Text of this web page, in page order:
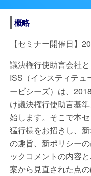
概略
【セミナー開催日】
議決権行使助言会社
ISS（インスティテュ
ービシーズ）は、
け議決権行使助言基
始します。そこで本
猛行様をお招きし、
の趣旨、新ポリシー
ックコメントの内容
案から見直された点